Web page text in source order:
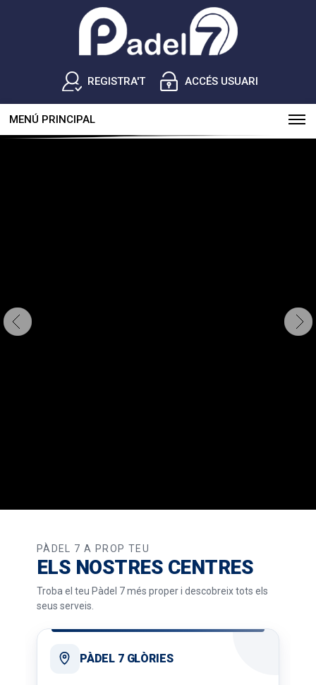
REGISTRA'T ACCÉS USUARI
MENÚ PRINCIPAL
PÀDEL 7 A PROP TEU
ELS NOSTRES CENTRES
Troba el teu Pàdel 7 més proper i descobreix tots els
seus serveis.
PÀDEL 7 GLÒRIES